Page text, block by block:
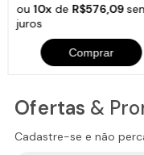
ou10x de R$576,09
juros
Comprar
Ofertas &
Cadastre-se e não